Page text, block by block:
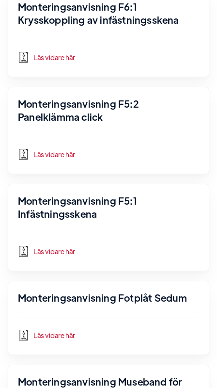
Monteringsanvisning F6:1
Krysskoppling av infästningsskena
Läs vidare här
Monteringsanvisning F5:2
Panelklämma click
Läs vidare här
Monteringsanvisning F5:1
Infästningsskena
Läs vidare här
Monteringsanvisning Fotplåt Sedum
Läs vidare här
Monteringsanvisning Museband för